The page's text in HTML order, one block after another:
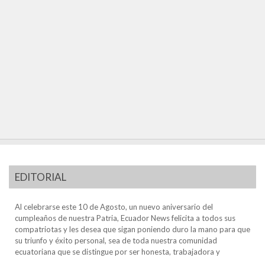
EDITORIAL
Al celebrarse este 10 de Agosto, un nuevo aniversario del
cumpleaños de nuestra Patria, Ecuador News felicita a todos sus
compatriotas y les desea que sigan poniendo duro la mano para que
su triunfo y éxito personal, sea de toda nuestra comunidad
ecuatoriana que se distingue por ser honesta, trabajadora y